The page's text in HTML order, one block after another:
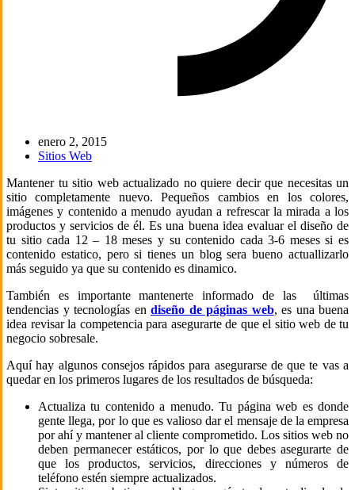
enero 2, 2015
Sitios Web
Mantener tu sitio web actualizado no quiere decir que necesitas un
sitio completamente nuevo. Pequeños cambios en los colores,
imágenes y contenido a menudo ayudan a refrescar la mirada a los
productos y servicios de él. Es una buena idea evaluar el diseño de
tu sitio cada 12 – 18 meses y su contenido cada 3-6 meses si es
contenido estatico, pero si tienes un blog sera bueno actuallizarlo
más seguido ya que su contenido es dinamico.
También es importante mantenerte informado de las últimas
tendencias y tecnologías en diseño de páginas web, es una buena
idea revisar la competencia para asegurarte de que el sitio web de tu
negocio sobresale.
Aquí hay algunos consejos rápidos para asegurarse de que te vas a
quedar en los primeros lugares de los resultados de búsqueda:
Actualiza tu contenido a menudo. Tu página web es donde
gente llega, por lo que es valioso dar el mensaje de la empresa
por ahí y mantener al cliente comprometido. Los sitios web no
deben permanecer estáticos, por lo que debes asegurarte de
que los productos, servicios, direcciones y números de
teléfono estén siempre actualizados.